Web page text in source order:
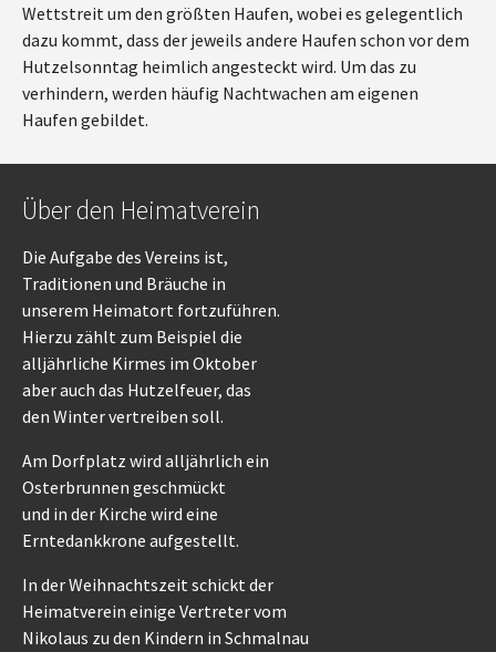
Wettstreit um den größten Haufen, wobei es gelegentlich
dazu kommt, dass der jeweils andere Haufen schon vor dem
Hutzelsonntag heimlich angesteckt wird. Um das zu
verhindern, werden häufig Nachtwachen am eigenen
Haufen gebildet.
Über den Heimatverein
Die Aufgabe des Vereins ist,
Traditionen und Bräuche in
unserem Heimatort fortzuführen.
Hierzu zählt zum Beispiel die
alljährliche Kirmes im Oktober
aber auch das Hutzelfeuer, das
den Winter vertreiben soll.
Am Dorfplatz wird alljährlich ein
Osterbrunnen geschmückt
und in der Kirche wird eine
Erntedankkrone aufgestellt.
In der Weihnachtszeit schickt der
Heimatverein einige Vertreter vom
Nikolaus zu den Kindern in Schmalnau